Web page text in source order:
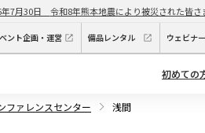
年7月30日 令和8年熊本地震により被災された皆さ
ント企画・運営 備品レンタル ウェビナ
初めての
ファレンスセンター 浅間